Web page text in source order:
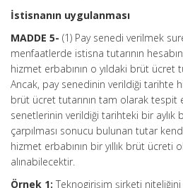
İstisnanın uygulanması
MADDE 5- (1) Pay senedi verilmek
menfaatlerde istisna tutarının
hizmet erbabının o yıldaki brüt ücret
Ancak, pay senedinin verildiği tarihte
brüt ücret tutarının tam olarak
senetlerinin verildiği tarihteki bir aylık
çarpılması sonucu bulunan tutar
hizmet erbabının bir yıllık brüt ücreti
alınabilecektir.
Örnek 1: Teknogirişim şirketi niteliğini